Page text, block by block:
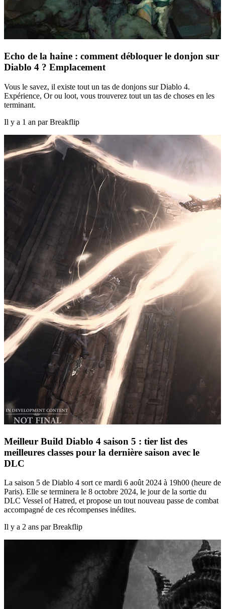
Echo de la haine : comment débloquer le donjon sur
Diablo 4 ? Emplacement
Vous le savez, il existe tout un tas de donjons sur Diablo 4.
Expérience, Or ou loot, vous trouverez tout un tas de choses en les
terminant.
Il y a 1 an par Breakflip
Meilleur Build Diablo 4 saison 5 : tier list des
meilleures classes pour la dernière saison avec le
DLC
La saison 5 de Diablo 4 sort ce mardi 6 août 2024 à 19h00 (heure de
Paris). Elle se terminera le 8 octobre 2024, le jour de la sortie du
DLC Vessel of Hatred, et propose un tout nouveau passe de combat
accompagné de ces récompenses inédites.
Il y a 2 ans par Breakflip